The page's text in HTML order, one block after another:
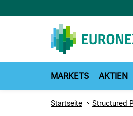
zum
MARKETS AKTIEN
Startseite Structured